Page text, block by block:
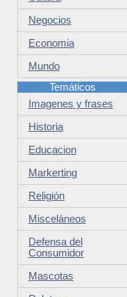
Negocios
Economia
Mundo
Temáticos
Imagenes y frases
Historia
Educacion
Markerting
Religión
Misceláneos
Defensa del
Consumidor
Mascotas